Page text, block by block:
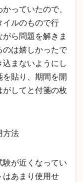
っていたので、
イルのもので行
ら問題を解きま
のは嬉しかったで
まないようにし
貼り、期間を開
がしてと付箋の枚
方法
が近くなってい
はあまり使用せ